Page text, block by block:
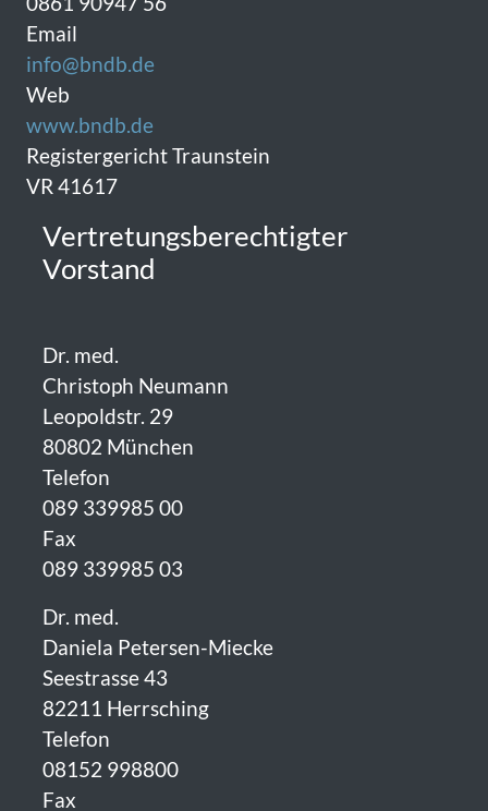
Email
info@bndb.de
Web
www.bndb.de
Registergericht Traunstein
VR 41617
Vertretungsberechtigter
Vorstand
Dr. med.
Christoph Neumann
Leopoldstr. 29
80802 München
Telefon
089 339985 00
Fax
089 339985 03
Dr. med.
Daniela Petersen-Miecke
Seestrasse 43
82211 Herrsching
Telefon
08152 998800
Fax